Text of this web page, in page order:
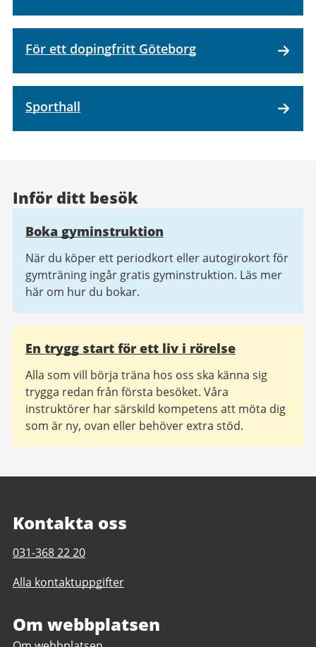
För ett dopingfritt Göteborg
Sporthall
Inför ditt besök
Boka gyminstruktion
När du köper ett periodkort eller autogirokort för
gymträning ingår gratis gyminstruktion. Läs mer
här om hur du bokar.
En trygg start för ett liv i rörelse
Alla som vill börja träna hos oss ska känna sig
trygga redan från första besöket. Våra
instruktörer har särskild kompetens att möta dig
som är ny, ovan eller behöver extra stöd.
Kontakta oss
Telefonnummer
Kärra
031-368 22 20
Alla kontaktuppgifter
Om webbplatsen